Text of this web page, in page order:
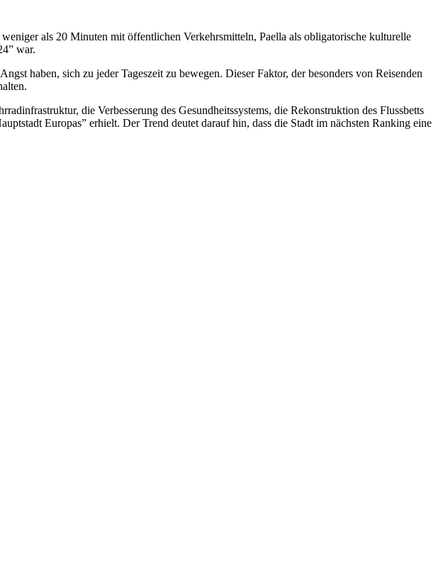
als 20 Minuten mit öffentlichen Verkehrsmitteln, Paella als obligatorische kulturelle
war.
haben, sich zu jeder Tageszeit zu bewegen. Dieser Faktor, der besonders von Reisenden
die Verbesserung des Gesundheitssystems, die Rekonstruktion des Flussbetts
Europas” erhielt. Der Trend deutet darauf hin, dass die Stadt im nächsten Ranking eine